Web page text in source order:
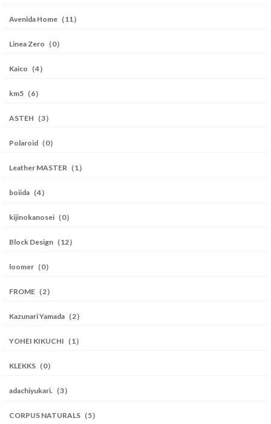
Avenida Home（11）
Linea Zero（0）
Kaico（4）
km5（6）
ASTEH（3）
Polaroid（0）
Leather MASTER（1）
boiida（4）
kijinokanosei（0）
Block Design（12）
loomer（0）
FROME（2）
Kazunari Yamada（2）
YOHEI KIKUCHI（1）
KLEKKS（0）
adachiyukari.（3）
CORPUS NATURALS（5）